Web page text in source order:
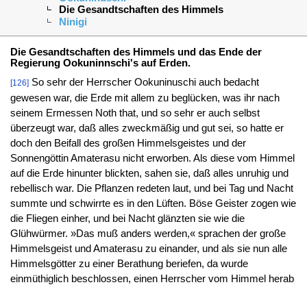
Die Gesandtschaften des Himmels
Ninigi
Die Gesandtschaften des Himmels und das Ende der
Regierung Ookuninnschi's auf Erden.
[126]So sehr der Herrscher Ookuninuschi auch bedacht
gewesen war, die Erde mit allem zu beglücken, was ihr nach
seinem Ermessen Noth that, und so sehr er auch selbst
überzeugt war, daß alles zweckmäßig und gut sei, so hatte er
doch den Beifall des großen Himmelsgeistes und der
Sonnengöttin Amaterasu nicht erworben. Als diese vom Himmel
auf die Erde hinunter blickten, sahen sie, daß alles unruhig und
rebellisch war. Die Pflanzen redeten laut, und bei Tag und Nacht
summte und schwirrte es in den Lüften. Böse Geister zogen wie
die Fliegen einher, und bei Nacht glänzten sie wie die
Glühwürmer. »Das muß anders werden,« sprachen der große
Himmelsgeist und Amaterasu zu einander, und als sie nun alle
Himmelsgötter zu einer Berathung beriefen, da wurde
einmüthiglich beschlossen, einen Herrscher vom Himmel herab